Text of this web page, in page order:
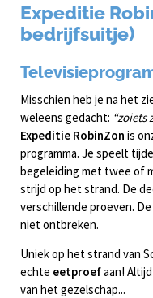
Expeditie
bedrijfsuitje)
Misschien heb je na het
weleens gedacht: “zoiets
Expeditie RobinZon is
programma. Je speelt
begeleiding met twee of
strijd op het strand. De
verschillende proeven.
niet ontbreken.
Uniek op het strand van
echte eetproefaan!
van het gezelschap...